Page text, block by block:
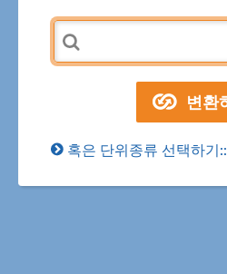
혹은 단위종류 선택하기::